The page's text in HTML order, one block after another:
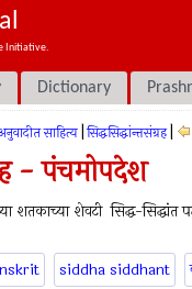
Initiative.
Dictionary
साहित्य सिद्धसिद्धांन्तसंग्रह
- पंचमोपदेश
शतकाच्या शेवटी सिद्ध-सिद्धांत
siddha siddhant